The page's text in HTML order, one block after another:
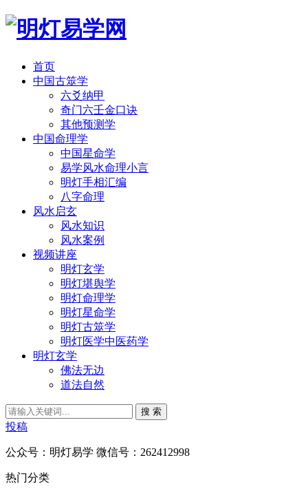
首页
中国古筮学
六爻纳甲
奇门六壬金口诀
其他预测学
中国命理学
中国星命学
易学风水命理小言
明灯手相汇编
八字命理
风水启玄
风水知识
风水案例
视频讲座
明灯玄学
明灯堪舆学
明灯命理学
明灯星命学
明灯古筮学
明灯医学中医药学
明灯玄学
佛法无边
道法自然
搜 索
投稿
公众号：明灯易学 微信号：262412998
热门分类